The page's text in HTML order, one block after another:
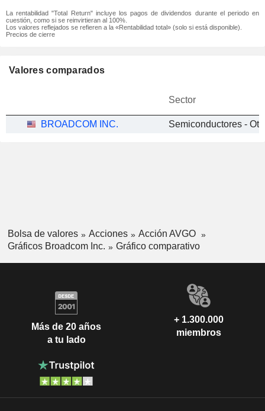
La rentabilidad "Total Return" incluye los pagos de dividendos durante el periodo en
cuestión, como si se reinvirtieran al 100%.
Los valores reflejados se refieren a la «Rentabilidad total» (solo si está disponible).
Precios de cierre
Valores comparados
Sector
BROADCOM INC. Semiconductores -
Bolsa de valores Acciones
Acción AVGO
Gráficos Broadcom Inc.
Gráfico comparativo
Más de 20 años
a tu lado
+ 1.300.000
miembros